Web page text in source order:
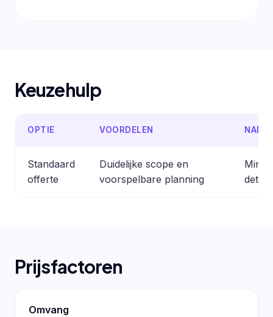
Keuzehulp
OPTIE VOORDELEN
Standaard
offerte
Duidelijke scope en
voorspelbare planning
Prijsfactoren
Omvang